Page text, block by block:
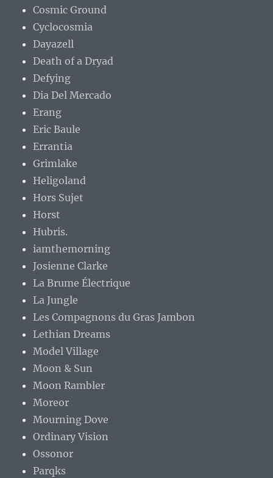
Cosmic Ground
Cyclocosmia
Dayazell
Death of a Dryad
Defying
Dia Del Mercado
Erang
Eric Baule
Errantia
Grimlake
Heligoland
Hors Sujet
Horst
Hubris.
iamthemorning
Josienne Clarke
La Brume Électrique
La Jungle
Les Compagnons du Gras Jambon
Lethian Dreams
Model Village
Moon & Sun
Moon Rambler
Moreor
Mourning Dove
Ordinary Vision
Ossonor
Parqks